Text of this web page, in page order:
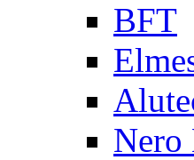
BFT
Nero